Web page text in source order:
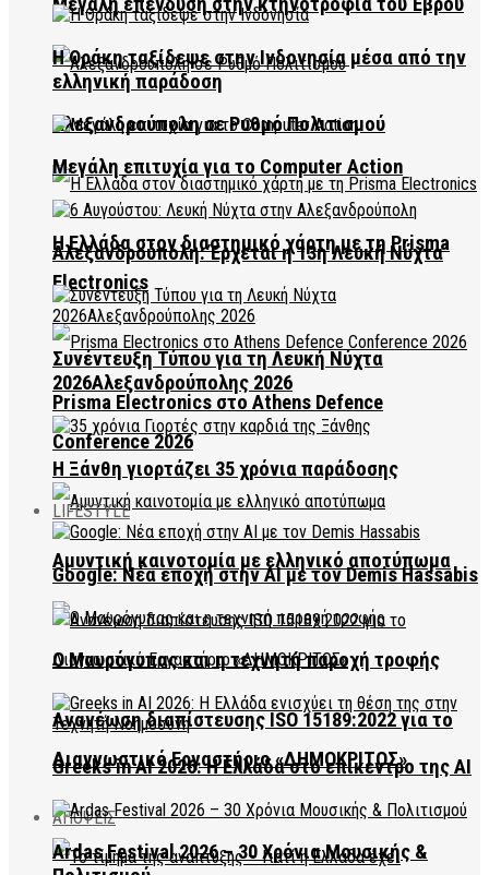
Μεγάλη επένδυση στην κτηνοτροφία του Έβρου
Αλεξανδρούπολη σε Ρυθμό Πολιτισμού
Η Ελλάδα στον διαστημικό χάρτη με τη Prisma
Electronics
Prisma Electronics στο Athens Defence
Conference 2026
Αμυντική καινοτομία με ελληνικό αποτύπωμα
Ανανέωση διαπίστευσης ISO 15189:2022 για το
Διαγνωστικό Εργαστήριο «ΔΗΜΟΚΡΙΤΟΣ»
ΑΠΟΨΕΙΣ
Η Θράκη ταξίδεψε στην Ινδονησία μέσα από την
ελληνική παράδοση
Μεγάλη επιτυχία για το Computer Action
Αλεξανδρούπολη: Έρχεται η 13η Λευκή Νύχτα
Συνέντευξη Τύπου για τη Λευκή Νύχτα
2026Αλεξανδρούπολης 2026
Η Ξάνθη γιορτάζει 35 χρόνια παράδοσης
LIFESTYLE
Google: Νέα εποχή στην AI με τον Demis Hassabis
Ο Μαυρόγυπας και η τεχνητή παροχή τροφής
Greeks in AI 2026: Η Ελλάδα στο επίκεντρο της AI
Ardas Festival 2026 – 30 Χρόνια Μουσικής &